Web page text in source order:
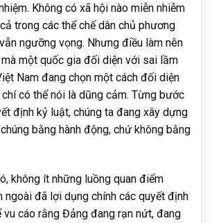
Không có xã hội nào miễn nhiễm
trong các thể chế dân chủ phương
ngưỡng vọng. Nhưng điều làm nên
một quốc gia đối diện với sai lầm
Nam đang chọn một cách đối diện
có thể nói là dũng cảm. Từng bước
định kỷ luật, chúng ta đang xây dựng
bằng hành động, chứ không bằng
không ít những luồng quan điểm
ngoài đã lợi dụng chính các quyết định
vu cáo rằng Đảng đang rạn nứt, đang